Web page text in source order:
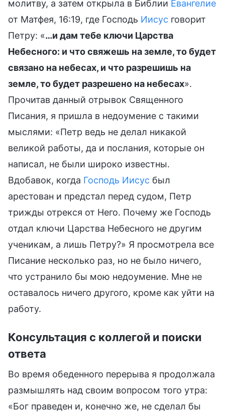
молитву, а затем открыла в Библии Евангелие
от Матфея, 16:19, где Господь Иисус говорит
Петру: «…и дам тебе ключи Царства
Небесного: и что свяжешь на земле, то будет
связано на небесах, и что разрешишь на
земле, то будет разрешено на небесах».
Прочитав данный отрывок Священного
Писания, я пришла в недоумение с такими
мыслями: «Петр ведь не делал никакой
великой работы, да и послания, которые он
написал, не были широко известны.
Вдобавок, когда Господь Иисус был
арестован и предстал перед судом, Петр
трижды отрекся от Него. Почему же Господь
отдал ключи Царства Небесного не другим
ученикам, а лишь Петру?» Я просмотрела все
Писание несколько раз, но не было ничего,
что устранило бы мою недоумение. Мне не
оставалось ничего другого, кроме как уйти на
работу.
Консультация с коллегой и поиски
ответа
Во время обеденного перерыва я продолжала
размышлять над своим вопросом того утра:
«Бог праведен и, конечно же, не сделал бы